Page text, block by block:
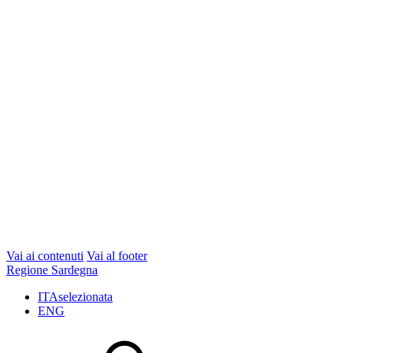
Vai ai contenuti Vai al footer
Regione Sardegna
ITAselezionata
ENG